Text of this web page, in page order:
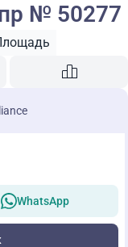
№ 50277
WhatsApp